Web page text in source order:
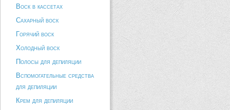
Воск в кассетах
Сахарный воск
Горячий воск
Холодный воск
Полосы для депиляции
Вспомогательные средства
для депиляции
Крем для депиляции